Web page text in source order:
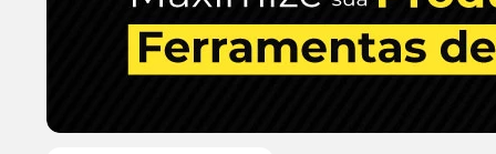
chave impacto